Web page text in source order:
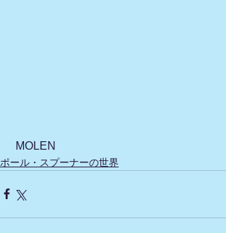
MOLEN
ポール・スプーナーの世界